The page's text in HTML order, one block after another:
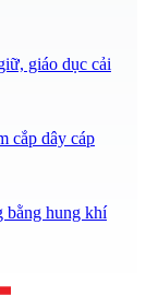
giáo dục cải
cắp dây cáp
bằng hung khí